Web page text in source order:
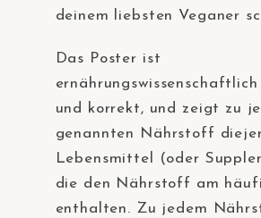
deinem liebsten Veganer
Das Poster ist
und korrekt, und zeigt zu
genannten Nährstoff
Lebensmittel (oder
die den Nährstoff am
enthalten. Zu jedem